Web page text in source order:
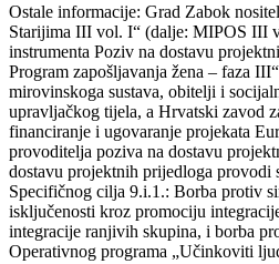
Ostale informacije: Grad Zabok
Starijima III vol. I“ (dalje: MIPOS III
instrumenta Poziv na dostavu
Program zapošljavanja žena – faza
mirovinskoga sustava, obitelji i
upravljačkog tijela, a Hrvatski zavod
financiranje i ugovaranje projekata
provoditelja poziva na dostavu
dostavu projektnih prijedloga provodi
Specifičnog cilja 9.i.1.: Borba protiv
isključenosti kroz promociju
integracije ranjivih skupina, i borba
Operativnog programa „Učinkoviti